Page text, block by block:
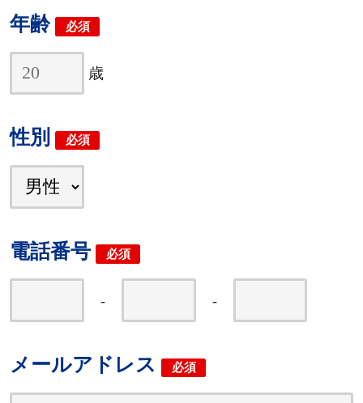
年齢 必須
歳
性別 必須
電話番号 必須
- -
メールアドレス 必須